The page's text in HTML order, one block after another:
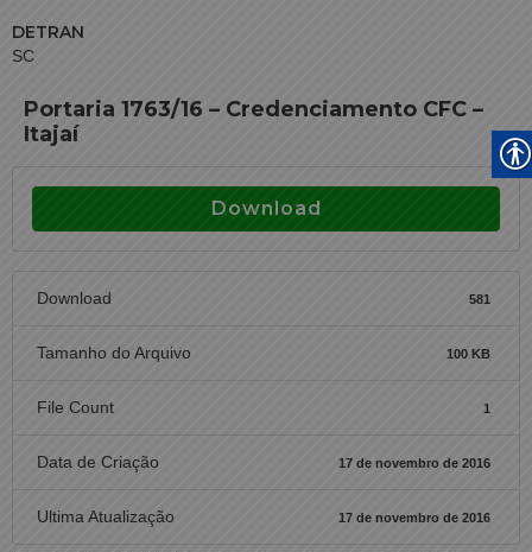
DETRAN
SC
Portaria 1763/16 – Credenciamento CFC –
Itajaí
Download
Download 581
Tamanho do Arquivo 100 KB
File Count 1
Data de Criação 17 de novembro de 2016
Ultima Atualização 17 de novembro de 2016